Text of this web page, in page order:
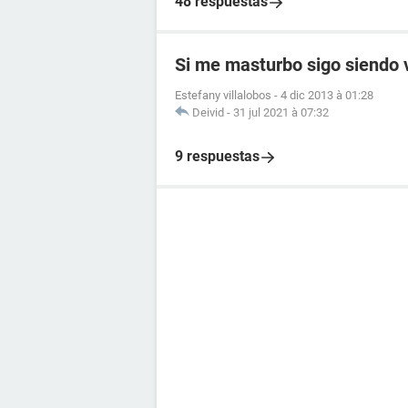
Si me masturbo sigo siendo
Estefany villalobos - 4 dic 2013 à 01:28
Deivid - 31 jul 2021 à 07:32
9 respuestas